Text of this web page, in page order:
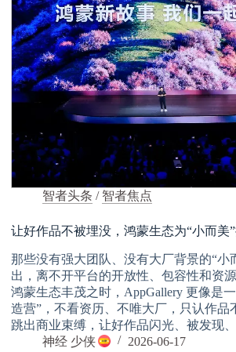
智者头条 / 智者焦点
让好作品不被埋没，鸿蒙生态为“小而美
那些没有强大团队、没有大厂背景的“小
出，离不开平台的开放性、包容性和资
鸿蒙生态丰茂之时，AppGallery 更像是
造营”，不看资历、不唯大厂，只认作品
跳出商业束缚，让好作品闪光、被发现、
神经 少侠
2026-06-17